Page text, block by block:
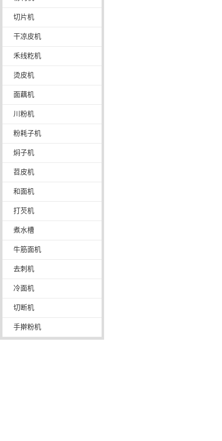
切片机
干凉皮机
禾线籺机
烫皮机
面藕机
川粉机
粉耗子机
焖子机
苕皮机
和面机
打芡机
煮水槽
牛筋面机
去刺机
冷面机
切断机
手擀粉机